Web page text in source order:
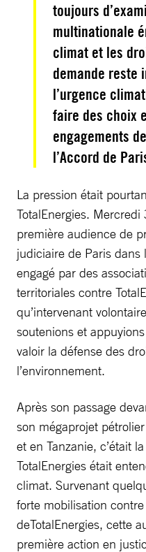
toujours
multinationale
climat et les
demande reste
l’urgence
faire des choix
engagements
l’Accord de
La pression était
TotalEnergies.
première audience de
judiciaire de Paris
engagé par des
territoriales contre
qu’intervenant
soutenions et
valoir la défense des
l’environnement.
Après son passage
son mégaprojet
et en Tanzanie, c’était
TotalEnergies était
climat. Survenant
forte mobilisation contre
deTotalEnergies, cette
première action en